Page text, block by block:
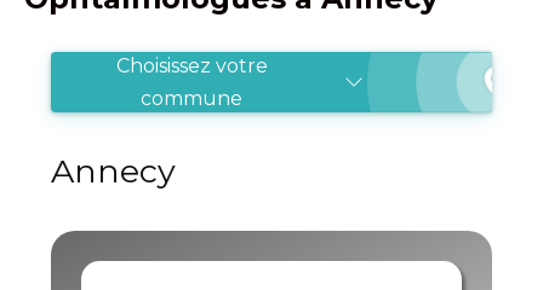
Choisissez votre
commune
Annecy